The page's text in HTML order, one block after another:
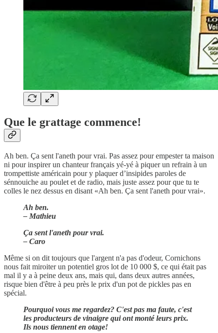
Que le grattage commence!
Ah ben. Ça sent l'aneth pour vrai. Pas assez pour empester ta maison
ni pour inspirer un chanteur français yé-yé à piquer un refrain à un
trompettiste américain pour y plaquer d’insipides paroles de
sénnouiche au poulet et de radio, mais juste assez pour que tu te
colles le nez dessus en disant «Ah ben. Ça sent l'aneth pour vrai».
Ah ben.
– Mathieu
Ça sent l'aneth pour vrai.
– Caro
Même si on dit toujours que l'argent n'a pas d'odeur, Cornichons
nous fait miroiter un potentiel gros lot de 10 000 $, ce qui était pas
mal il y a à peine deux ans, mais qui, dans deux autres années,
risque bien d'être à peu près le prix d'un pot de pickles pas en
spécial.
Pourquoi vous me regardez? C'est pas ma faute, c'est
les producteurs de vinaigre qui ont monté leurs prix.
Ils nous tiennent en otage!